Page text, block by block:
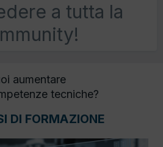
a tutta la
aumentare
tecniche?
DI FORMAZIONE